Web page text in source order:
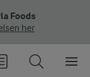
Foods
her